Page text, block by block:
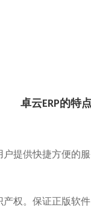
卓云ERP的特
户提供快捷方便的
权。保证正版软